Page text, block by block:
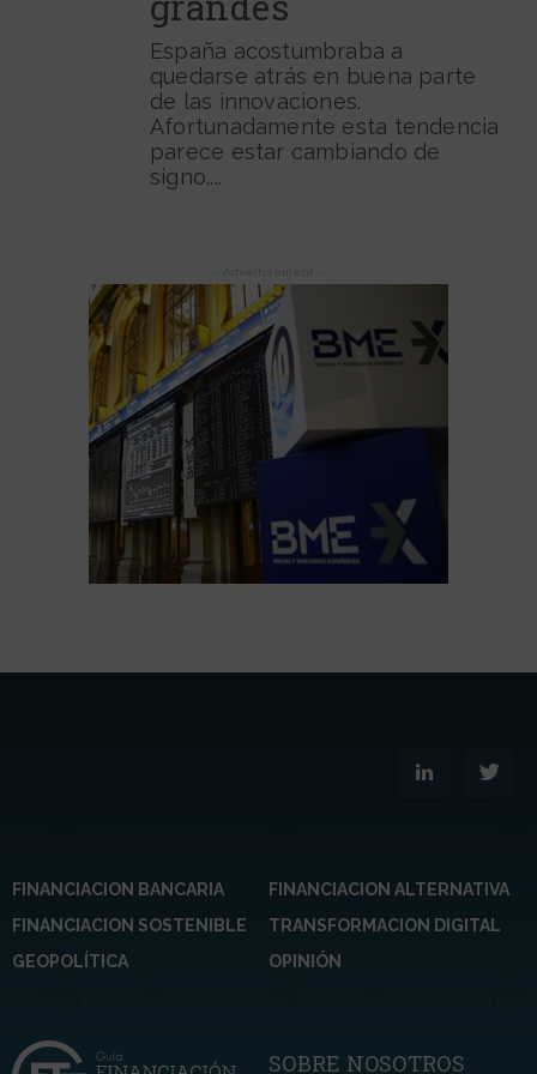
España acostumbraba a
quedarse atrás en buena parte
de las innovaciones.
Afortunadamente esta tendencia
parece estar cambiando de
signo....
FINANCIACION BANCARIA
FINANCIACION ALTERNATIVA
FINANCIACION SOSTENIBLE
TRANSFORMACION DIGITAL
GEOPOLÍTICA
OPINIÓN
SOBRE NOSOTROS